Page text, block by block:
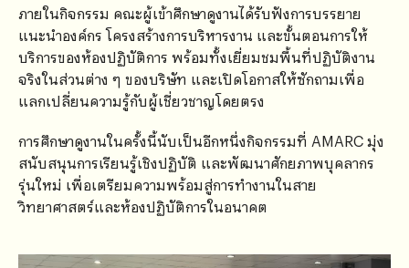
ภายในกิจกรรม คณะผู้เข้าศึกษาดูงานได้รับฟังการบรรยาย
แนะนำองค์กร โครงสร้างการบริหารงาน และขั้นตอนการให้
บริการของห้องปฏิบัติการ พร้อมทั้งเยี่ยมชมพื้นที่ปฏิบัติงาน
จริงในส่วนต่าง ๆ ของบริษัท และเปิดโอกาสให้ซักถามเพื่อ
แลกเปลี่ยนความรู้กับผู้เชี่ยวชาญโดยตรง
การศึกษาดูงานในครั้งนี้นับเป็นอีกหนึ่งกิจกรรมที่ AMARC มุ่ง
สนับสนุนการเรียนรู้เชิงปฏิบัติ และพัฒนาศักยภาพบุคลากร
รุ่นใหม่ เพื่อเตรียมความพร้อมสู่การทำงานในสาย
วิทยาศาสตร์และห้องปฏิบัติการในอนาคต